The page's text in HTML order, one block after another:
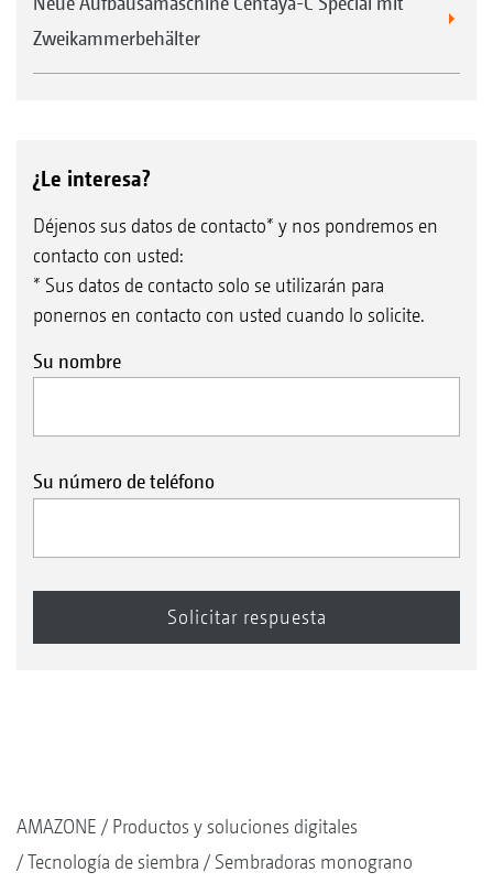
Zweikammerbehälter
¿Le interesa?
Déjenos sus datos de contacto* y nos pondremos en
contacto con usted:
* Sus datos de contacto solo se utilizarán para
ponernos en contacto con usted cuando lo solicite.
Su nombre
Su número de teléfono
AMAZONE
Productos y soluciones digitales
Tecnología de siembra
Sembradoras monograno